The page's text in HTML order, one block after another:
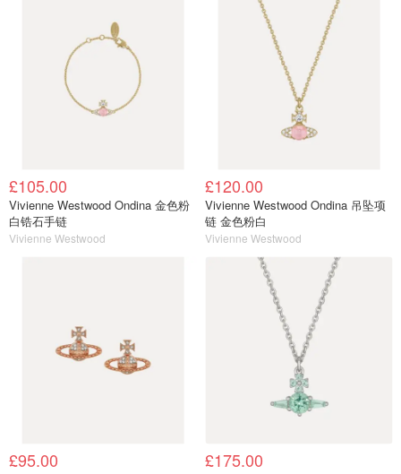
£105.00
Vivienne Westwood Ondina 金色粉
白锆石手链
Vivienne Westwood
£120.00
Vivienne Westwood Ondina 吊坠项
链 金色粉白
Vivienne Westwood
£95.00 £175.00